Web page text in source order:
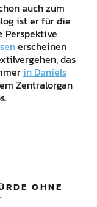
auch zum
ist er für die
Perspektive
erscheinen
das
in Daniels
Zentralorgan
OHNE